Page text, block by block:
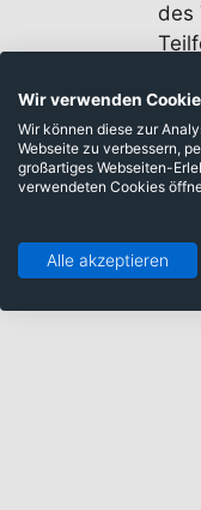
des
Wir verwenden
Wir können diese zur
Webseite zu verbessern,
großartiges Webseiten-
verwendeten Cookies
Alle akzeptieren